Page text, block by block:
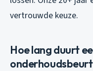
vertrouwde keuze.
Hoe lang duurt